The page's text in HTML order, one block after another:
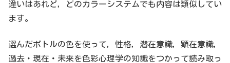
違いはあれど，どのカラーシステムでも内容は類似してい
ます。
選んだボトルの色を使って，性格，潜在意識，顕在意識，
過去・現在・未来を色彩心理学の知識をつかって読み取っ